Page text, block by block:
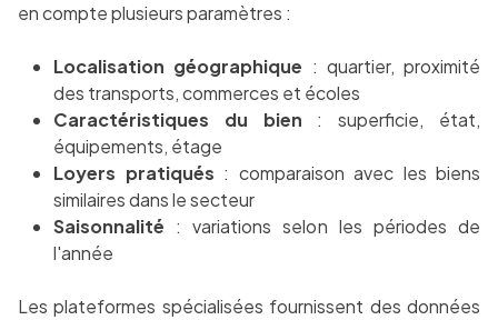
en compte plusieurs paramètres :
Localisation géographique : quartier, proximité
des transports, commerces et écoles
Caractéristiques du bien : superficie, état,
équipements, étage
Loyers pratiqués : comparaison avec les biens
similaires dans le secteur
Saisonnalité : variations selon les périodes de
l'année
Les plateformes spécialisées fournissent des données